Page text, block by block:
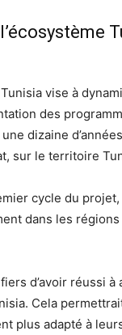
vise à
des
dizaine
sur le territoire
cycle du
dans les
d’avoir réussi
Cela
plus adapté à